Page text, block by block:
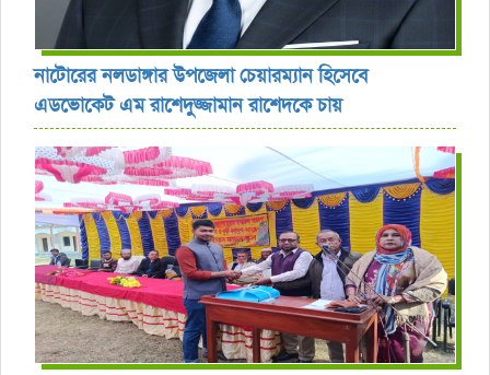
নাটোরের নলডাঙ্গার উপজেলা চেয়ারম্যান হিসেবে
এডভোকেট এম রাশেদুজ্জামান রাশেদকে চায়